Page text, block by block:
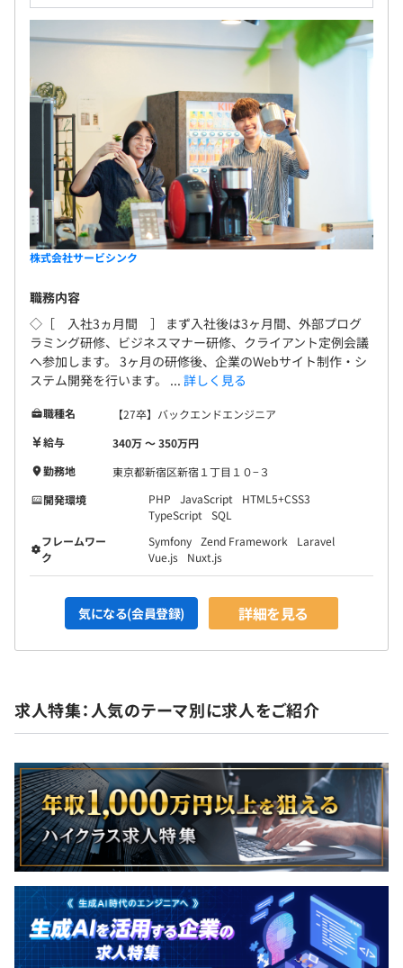
株式会社サービシンク
職務内容
◇［ 入社3ヵ月間 ］ まず入社後は3ヶ月間、外部プログ
ラミング研修、ビジネスマナー研修、クライアント定例会議
へ参加します。 3ヶ月の研修後、企業のWebサイト制作・シ
ステム開発を行います。 ... 詳しく見る
職種名
【27卒】バックエンドエンジニア
給与
340万 〜 350万円
勤務地
東京都新宿区新宿１丁目１０−３
開発環境
PHP JavaScript
HTML5+CSS3
TypeScript
SQL
フレームワー
ク
Symfony Zend Framework
Laravel
Vue.js
Nuxt.js
気になる(会員登録) 詳細を見る
求人特集：人気のテーマ別に求人をご紹介